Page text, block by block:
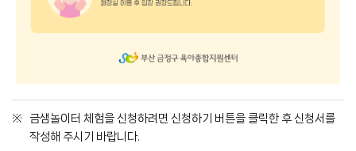
금샘놀이터 체험을 신청하려면 신청하기 버튼을 클릭한 후 신청서를
작성해 주시기 바랍니다.